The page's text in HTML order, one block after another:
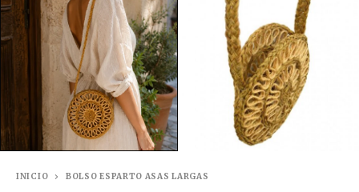
INICIO BOLSO ESPARTO ASAS LARGAS